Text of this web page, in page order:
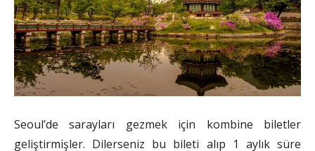
Seoul’de sarayları gezmek için kombine biletler
geliştirmişler. Dilerseniz bu bileti alıp 1 aylık süre